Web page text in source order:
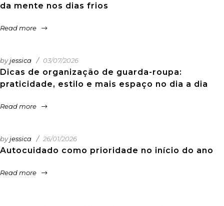
da mente nos dias frios
Read more
Dicas de organização de guarda-roupa:
praticidade, estilo e mais espaço no dia a dia
byjessica 03/07/2026
Read more
Autocuidado como prioridade no início do ano
byjessica 26/01/2026
Read more